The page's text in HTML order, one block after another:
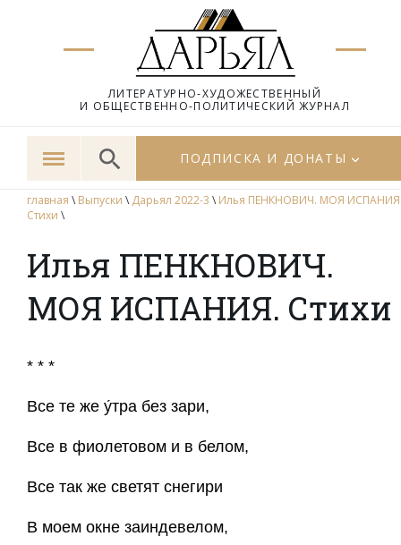
ЛИТЕРАТУРНО-ХУДОЖЕСТВЕННЫЙ
И ОБЩЕСТВЕННО-ПОЛИТИЧЕСКИЙ ЖУРНАЛ
ПОДПИСКА И ДОНАТЫ
главная \ Выпуски \ Дарьял 2022-3 \ Илья ПЕНКНОВИЧ. МОЯ
Стихи \
Илья ПЕНКНОВИЧ.
МОЯ ИСПАНИЯ. Стихи
* * *
Все те же у́тра без зари,
Все в фиолетовом и в белом,
Все так же светят снегири
В моем окне заиндевелом,